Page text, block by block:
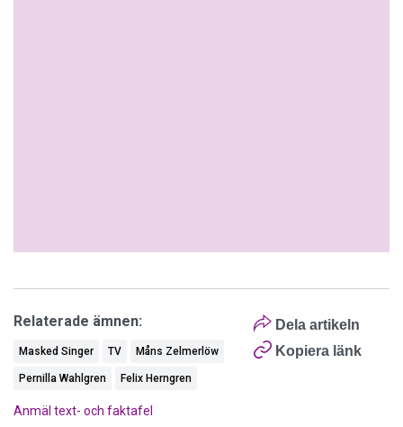
Dela artikeln
Kopiera länk
Relaterade ämnen:
Masked Singer TV Måns Zelmerlöw
Pernilla Wahlgren Felix Herngren
Anmäl text- och faktafel